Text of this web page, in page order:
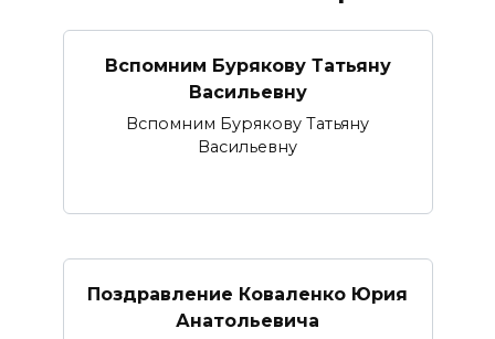
Вспомним Бурякову Татьяну
Васильевну
Вспомним Бурякову Татьяну
Васильевну
Поздравление Коваленко Юрия
Анатольевича